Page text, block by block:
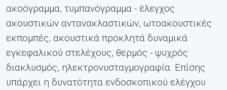
ακοόγραμμα, τυμπανόγραμμα - έλεγχος
ακουστικών αντανακλαστικών, ωτοακουστικές
εκπομπές, ακουστικά προκλητά δυναμικά
εγκεφαλικού στελέχους, θερμός - ψυχρός
διακλυσμός, ηλεκτρονυσταγμογραφία. Επίσης
υπάρχει η δυνατότητα ενδοσκοπικού ελέγχου